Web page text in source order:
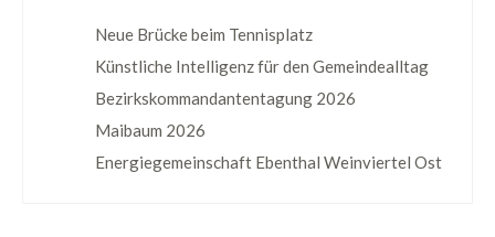
Neue Brücke beim Tennisplatz
Künstliche Intelligenz für den Gemeindealltag
Bezirkskommandantentagung 2026
Maibaum 2026
Energiegemeinschaft Ebenthal Weinviertel Ost